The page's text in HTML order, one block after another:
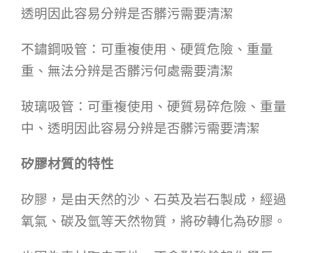
透明因此容易分辨是否髒污需要清潔
不鏽鋼吸管：可重複使用、硬質危險、重量
重、無法分辨是否髒污何處需要清潔
玻璃吸管：可重複使用、硬質易碎危險、重量
中、透明因此容易分辨是否髒污需要清潔
矽膠材質的特性
矽膠，是由天然的沙、石英及岩石製成，經過
氧氣、碳及氫等天然物質，將矽轉化為矽膠。